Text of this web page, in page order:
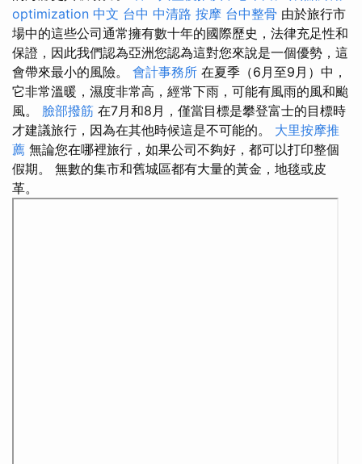
optimization 中文 台中 中清路 按摩 台中整骨 由於旅行市
場中的這些公司通常擁有數十年的國際歷史，法律充足性和
保證，因此我們認為亞洲您認為這對您來說是一個優勢，這
會帶來最小的風險。 會計事務所 在夏季（6月至9月）中，
它非常溫暖，濕度非常高，經常下雨，可能有風雨的風和颱
風。 臉部撥筋 在7月和8月，僅當目標是攀登富士的目標時
才建議旅行，因為在其他時候這是不可能的。 大里按摩推
薦 無論您在哪裡旅行，如果公司不夠好，都可以打印整個
假期。 無數的集市和舊城區都有大量的黃金，地毯或皮
革。